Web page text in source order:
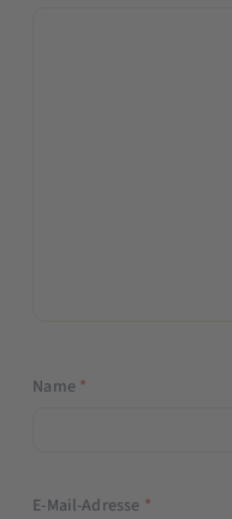
Name *
E-Mail-Adresse *